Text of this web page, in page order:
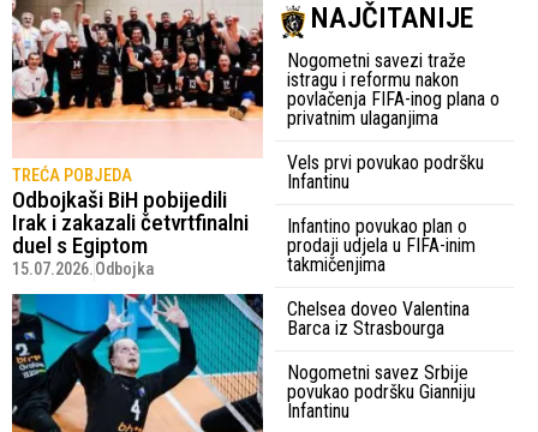
TREĆA POBJEDA
Odbojkaši BiH pobijedili
Irak i zakazali četvrtfinalni
duel s Egiptom
15.07.2026.Odbojka
NAJČITANIJE
Nogometni savezi traže
istragu i reformu nakon
povlačenja FIFA-inog plana o
privatnim ulaganjima
Vels prvi povukao podršku
Infantinu
Infantino povukao plan o
prodaji udjela u FIFA-inim
takmičenjima
Chelsea doveo Valentina
Barca iz Strasbourga
Nogometni savez Srbije
povukao podršku Gianniju
Infantinu